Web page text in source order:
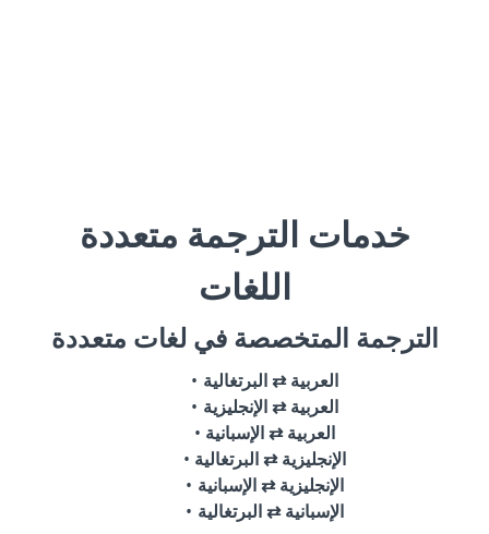
خدمات الترجمة متعددة
اللغات
الترجمة المتخصصة في لغات متعددة
العربية ⇄ البرتغالية
العربية ⇄ الإنجليزية
العربية ⇄ الإسبانية
الإنجليزية ⇄ البرتغالية
الإنجليزية ⇄ الإسبانية
الإسبانية ⇄ البرتغالية